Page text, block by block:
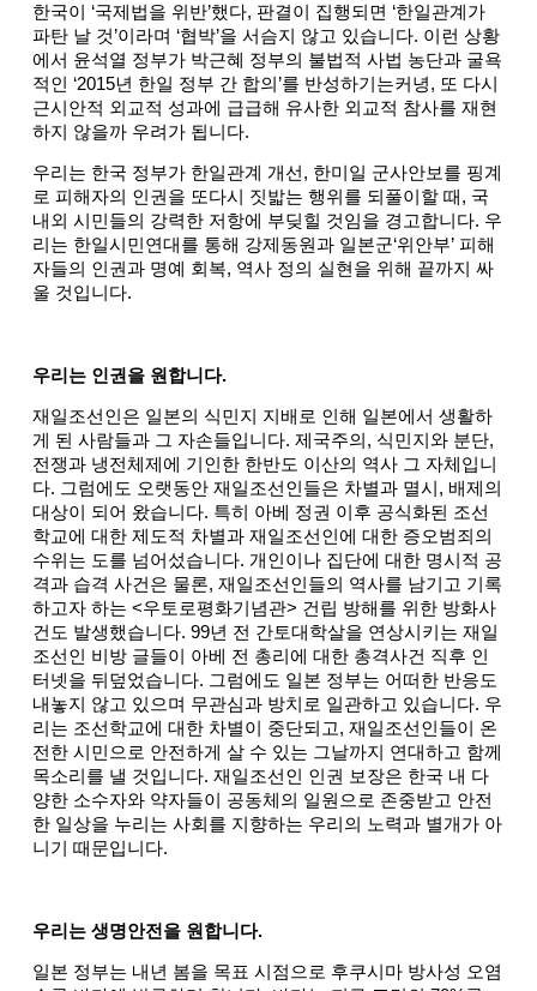
한국이 ‘국제법을 위반’했다, 판결이 집행되면 ‘한일관계가
파탄 날 것’이라며 ‘협박’을 서슴지 않고 있습니다. 이런 상황
에서 윤석열 정부가 박근혜 정부의 불법적 사법 농단과 굴욕
적인 ‘2015년 한일 정부 간 합의’를 반성하기는커녕, 또 다시
근시안적 외교적 성과에 급급해 유사한 외교적 참사를 재현
하지 않을까 우려가 됩니다.
우리는 한국 정부가 한일관계 개선, 한미일 군사안보를 핑계
로 피해자의 인권을 또다시 짓밟는 행위를 되풀이할 때, 국
내외 시민들의 강력한 저항에 부딪힐 것임을 경고합니다. 우
리는 한일시민연대를 통해 강제동원과 일본군‘위안부’ 피해
자들의 인권과 명예 회복, 역사 정의 실현을 위해 끝까지 싸
울 것입니다.
우리는 인권을 원합니다.
재일조선인은 일본의 식민지 지배로 인해 일본에서 생활하
게 된 사람들과 그 자손들입니다. 제국주의, 식민지와 분단,
전쟁과 냉전체제에 기인한 한반도 이산의 역사 그 자체입니
다. 그럼에도 오랫동안 재일조선인들은 차별과 멸시, 배제의
대상이 되어 왔습니다. 특히 아베 정권 이후 공식화된 조선
학교에 대한 제도적 차별과 재일조선인에 대한 증오범죄의
수위는 도를 넘어섰습니다. 개인이나 집단에 대한 명시적 공
격과 습격 사건은 물론, 재일조선인들의 역사를 남기고 기록
하고자 하는 <우토로평화기념관> 건립 방해를 위한 방화사
건도 발생했습니다. 99년 전 간토대학살을 연상시키는 재일
조선인 비방 글들이 아베 전 총리에 대한 총격사건 직후 인
터넷을 뒤덮었습니다. 그럼에도 일본 정부는 어떠한 반응도
내놓지 않고 있으며 무관심과 방치로 일관하고 있습니다. 우
리는 조선학교에 대한 차별이 중단되고, 재일조선인들이 온
전한 시민으로 안전하게 살 수 있는 그날까지 연대하고 함께
목소리를 낼 것입니다. 재일조선인 인권 보장은 한국 내 다
양한 소수자와 약자들이 공동체의 일원으로 존중받고 안전
한 일상을 누리는 사회를 지향하는 우리의 노력과 별개가 아
니기 때문입니다.
우리는 생명안전을 원합니다.
일본 정부는 내년 봄을 목표 시점으로 후쿠시마 방사성 오염